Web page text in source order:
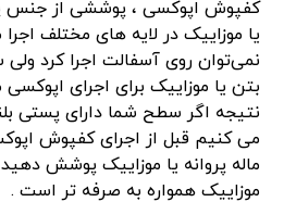
کفپوش اپوکسی ، پوششی از جنس
یا موزاییک در لایه های مختلف
نمی‌توان روی آسفالت اجرا کرد
بتن یا موزاییک برای اجرای
نتیجه اگر سطح شما دارای پستی
می کنیم قبل از اجرای کفپوش
ماله پروانه یا موزاییک پوشش
موزاییک همواره به صرفه تر است .